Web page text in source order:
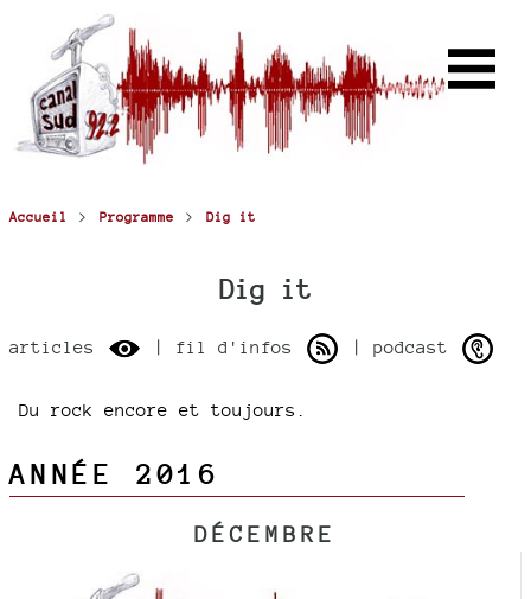
Accueil > Programme > Dig it
Dig it
articles | fil d'infos | podcast
Du rock encore et toujours.
ANNÉE 2016
DÉCEMBRE